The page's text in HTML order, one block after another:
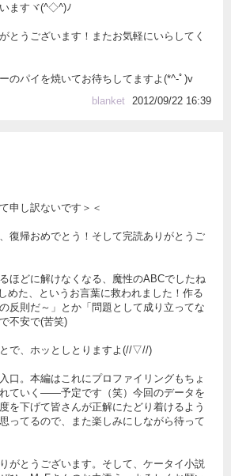
ますヾ(^◇^)ﾉ
とうございます！またお気軽にいらしてく
のパイを焼いてお待ちしてますよ(*^-ﾟ)v
blanket
2012/09/22 16:39
申し訳ないです＞＜
復帰おめでとう！そして完読ありがとうご
ほどに解けなくなる、魔性のABCでしたね
めた、というお言葉に救われました！作る
反則だ～」とか「問題として成り立ってな
不安で(苦笑)
で、ホッとしとりますよ(//▽//)
口。本編はこれにプロファイリングもちょ
ていく――予定です（笑）今回のデータを
を下げて皆さんが正解にたどり着けるよう
ってるので、また楽しみにしながら待って
がとうございます。そして、ケータイ小説